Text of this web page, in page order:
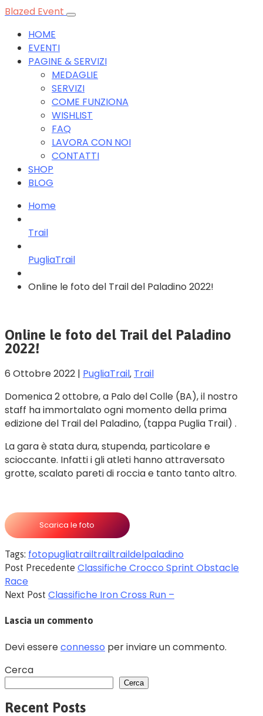
Blazed Event
HOME
EVENTI
PAGINE & SERVIZI
MEDAGLIE
SERVIZI
COME FUNZIONA
WISHLIST
FAQ
LAVORA CON NOI
CONTATTI
SHOP
BLOG
Home
Trail
PugliaTrail
Online le foto del Trail del Paladino 2022!
Online le foto del Trail del Paladino
2022!
6 Ottobre 2022 | PugliaTrail‚ Trail
Domenica 2 ottobre, a Palo del Colle (BA), il nostro
staff ha immortalato ogni momento della prima
edizione del Trail del Paladino, (tappa Puglia Trail) .
La gara è stata dura, stupenda, particolare e
scioccante. Infatti i gli atleti hanno attraversato
grotte, scalato pareti di roccia e tanto tanto altro.
Scarica le foto
Tags: fotopugliatrailtrailtraildelpaladino
Post Precedente Classifiche Crocco Sprint Obstacle
Race
Next Post Classifiche Iron Cross Run –
Lascia un commento
Devi essereconnesso per inviare un commento.
Cerca
Cerca
Recent Posts